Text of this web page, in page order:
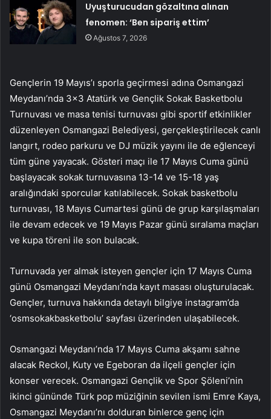
Uyuşturucudan gözaltına alınan
fenomen: ‘Ben sipariş ettim’
Ağustos 7, 2026
Gençlerin 19 Mayıs’ı sporla geçirmesi adına Osmangazi
Meydanı’nda 3×3 Atatürk ve Gençlik Sokak Basketbolu
Turnuvası ve masa tenisi turnuvası gibi sportif etkinlikler
düzenleyen Osmangazi Belediyesi, gerçekleştirilecek canlı
langırt, rodeo parkuru ve DJ müzik yayını ile de eğlenceyi
tüm güne yayacak. Gösteri maçı ile 17 Mayıs Cuma günü
başlayacak sokak turnuvasına 13-14 ve 15-18 yaş
aralığındaki sporcular katılabilecek. Sokak basketbolu
turnuvası, 18 Mayıs Cumartesi günü de grup karşılaşmaları
ile devam edecek ve 19 Mayıs Pazar günü sıralama maçları
ve kupa töreni ile son bulacak.
Turnuvada yer almak isteyen gençler için 17 Mayıs Cuma
günü Osmangazi Meydanı’nda kayıt masası oluşturulacak.
Gençler, turnuva hakkında detaylı bilgiye instagram’da
‘osmsokakbasketbolu’ sayfası üzerinden ulaşabilecek.
Osmangazi Meydanı’nda 17 Mayıs Cuma akşamı sahne
alacak Reckol, Kuty ve Egeboran da ilçeli gençler için
konser verecek. Osmangazi Gençlik ve Spor Şöleni’nin
ikinci gününde Türk pop müziğinin sevilen ismi Emre Kaya,
Osmangazi Meydanı’nı dolduran binlerce genç için